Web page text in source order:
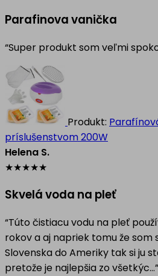
Parafinova vanička
“Super produkt som veľmi
Produkt:
príslušenstvom 200W
Helena S.
★★★★★
Skvelá voda na pleť
“Túto čistiacu vodu na pleť
rokov a aj napriek tomu že som
Slovenska do Ameriky tak si ju
pretože je najlepšia zo všetkýc…”